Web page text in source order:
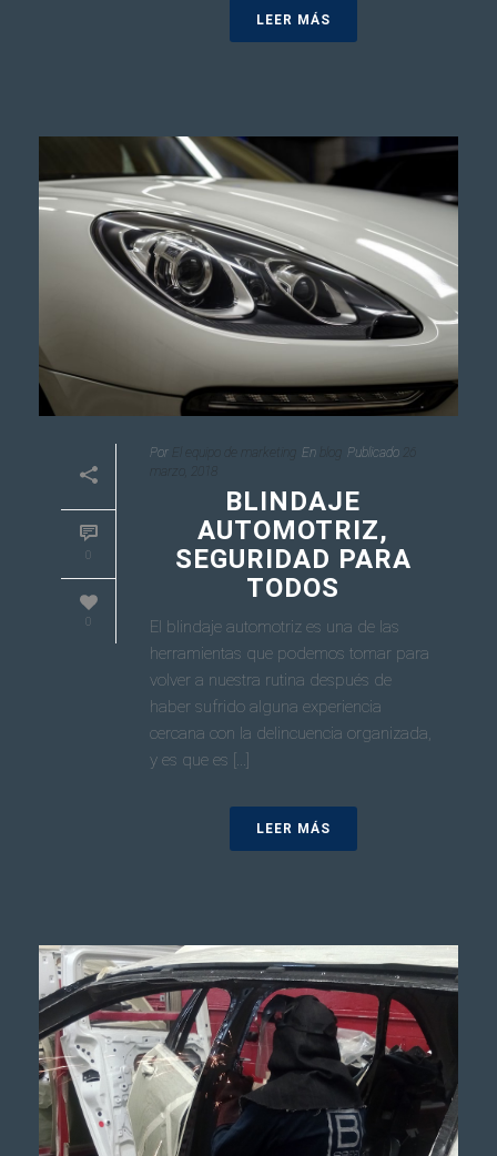
LEER MÁS
0
0
Por El equipo de marketing En blog Publicado
marzo, 2018
BLINDAJE
AUTOMOTRIZ,
SEGURIDAD PARA
TODOS
El blindaje automotriz es una de las
herramientas que podemos tomar para
volver a nuestra rutina después de
haber sufrido alguna experiencia
cercana con la delincuencia organizada,
y es que es [...]
LEER MÁS